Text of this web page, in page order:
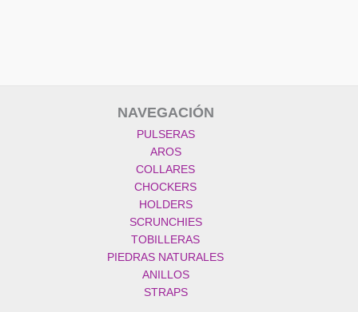
NAVEGACIÓN
PULSERAS
AROS
COLLARES
CHOCKERS
HOLDERS
SCRUNCHIES
TOBILLERAS
PIEDRAS NATURALES
ANILLOS
STRAPS